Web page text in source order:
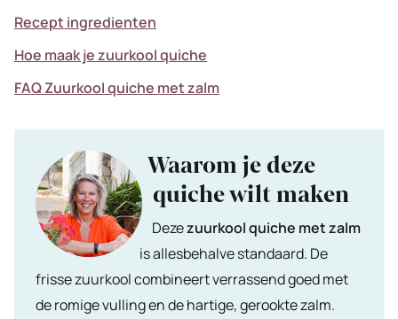
Recept ingredienten
Hoe maak je zuurkool quiche
FAQ Zuurkool quiche met zalm
Waarom je deze
quiche wilt maken
Dezezuurkool quiche met zalm
is allesbehalve standaard. De
frisse zuurkool combineert verrassend goed met
de romige vulling en de hartige, gerookte zalm.